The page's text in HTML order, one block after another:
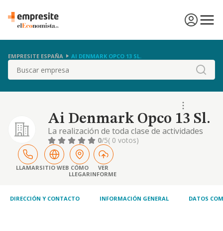
EMPRESITE ESPAÑA AI DENMARK OPCO 13 SL.
Buscar
Ai Denmark Opco 13 Sl.
La realización de toda clase de actividades
relacionadas con la prestación de servicios
de ortodoncia, odontología, protésicos y
estomatológicos, así como actividades
relacionadas con la odontología en general,
incluida la explotación de clínicas dentales; la
0/5( 0 votos)
LLAMARSITIO WEB CÓMO
LLEGAR
VER
INFORME
DIRECCIÓN Y CONTACTO INFORMACIÓN GENERAL DATOS